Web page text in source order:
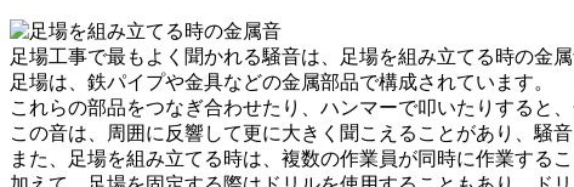
足場工事で最もよく聞かれる騒音は、足場を組み立てる時の金属
足場は、鉄パイプや金具などの金属部品で構成されています。
これらの部品をつなぎ合わせたり、ハンマーで叩いたりすると
この音は、周囲に反響して更に大きく聞こえることがあり、騒音
また、足場を組み立てる時は、複数の作業員が同時に作業する